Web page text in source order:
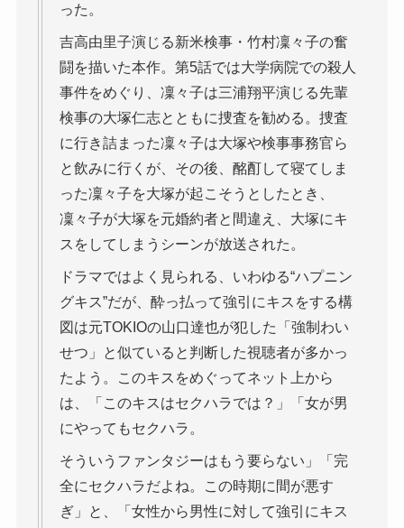
った。
吉高由里子演じる新米検事・竹村凜々子の奮
闘を描いた本作。第5話では大学病院での殺人
事件をめぐり、凜々子は三浦翔平演じる先輩
検事の大塚仁志とともに捜査を勧める。捜査
に行き詰まった凜々子は大塚や検事事務官ら
と飲みに行くが、その後、酩酊して寝てしま
った凜々子を大塚が起こそうとしたとき、
凜々子が大塚を元婚約者と間違え、大塚にキ
スをしてしまうシーンが放送された。
ドラマではよく見られる、いわゆる“ハプニン
グキス”だが、酔っ払って強引にキスをする構
図は元TOKIOの山口達也が犯した「強制わい
せつ」と似ていると判断した視聴者が多かっ
たよう。このキスをめぐってネット上から
は、「このキスはセクハラでは？」「女が男
にやってもセクハラ。
そういうファンタジーはもう要らない」「完
全にセクハラだよね。この時期に間が悪す
ぎ」と、「女性から男性に対して強引にキス